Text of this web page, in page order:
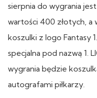
sierpnia do wygrania
wartości 400 złotych, a
koszulki z logo Fantasy
specjalna pod nazwą 1.
wygrania będzie
autografami piłkarzy.